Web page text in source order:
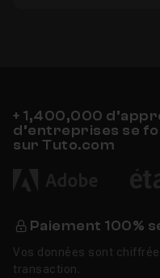
+ 1,400,000
d’entreprises se
sur Tuto.com
Paiement 100%
Vos données sont
transaction.